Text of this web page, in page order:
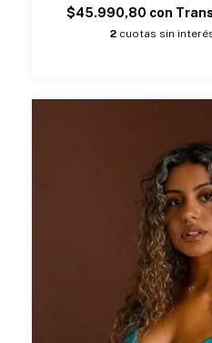
$45.990,80 con
2 cuotas sin